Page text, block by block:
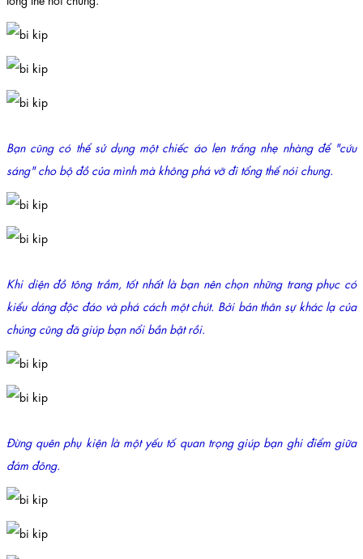
Bạn cũng có thể sử dụng một chiếc áo len trắng nhẹ nhàng để "cứu
sáng" cho bộ đồ của mình mà không phá vỡ đi tổng thể nói chung.
Khi diện đồ tông trầm, tốt nhất là bạn nên chọn những trang phục có
kiểu dáng độc đáo và phá cách một chút. Bởi bản thân sự khác lạ của
chúng cũng đã giúp bạn nổi bần bật rồi.
Đừng quên phụ kiện là một yếu tố quan trọng giúp bạn ghi điểm giữa
đám đông.